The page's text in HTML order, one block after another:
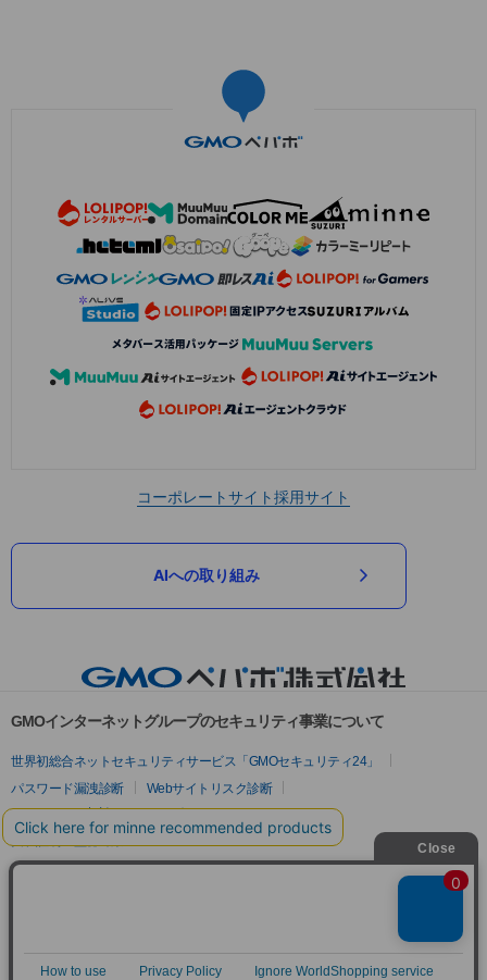
コーポレートサイト採用サイト
AIへの取り組み
GMOインターネットグループのセキュリティ事業について
世界初総合ネットセキュリティサービス「GMOセキュリティ24」
パスワード漏洩診断
Webサイトリスク診断
セキュリティ相談AIチャットボット
実在証明・盗聴対策
サイバー攻撃対策（GMOサイバーセキュリティ byイエラエ）